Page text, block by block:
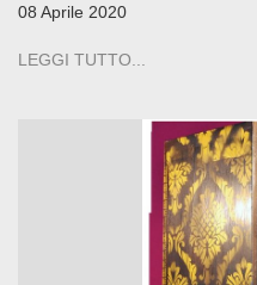
08 Aprile 2020
LEGGI TUTTO...